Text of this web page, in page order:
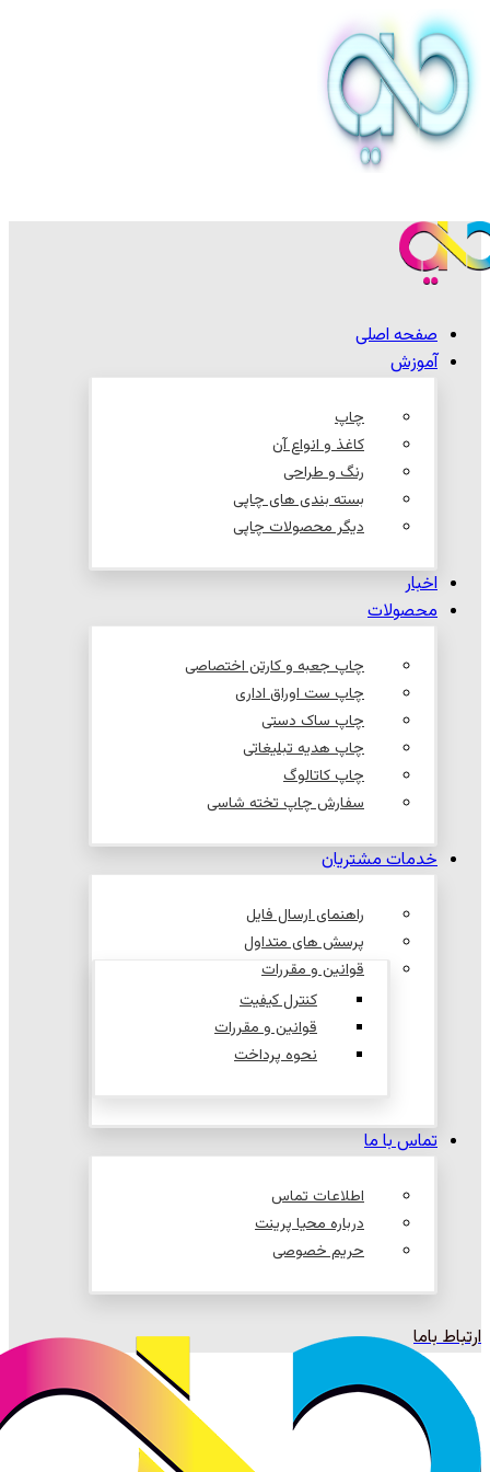
صفحه اصلی
آموزش
چاپ
کاغذ و انواع آن
رنگ و طراحی
بسته بندی های چاپی
دیگر محصولات چاپی
اخبار
محصولات
چاپ جعبه و کارتن اختصاصی
چاپ ست اوراق اداری
چاپ ساک دستی
چاپ هدیه تبلیغاتی
چاپ کاتالوگ
سفارش چاپ تخته شاسی
خدمات مشتریان
راهنمای ارسال فایل
پرسش های متداول
قوانین و مقررات
کنترل کیفیت
قوانین و مقررات
نحوه پرداخت
تماس با ما
اطلاعات تماس
درباره محیا پرینت
حریم خصوصی
ارتباط باما